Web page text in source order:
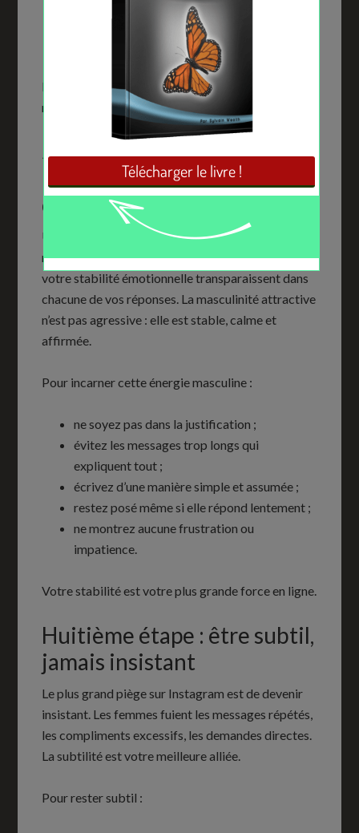
ne jamais montrer d’urgence ou de besoin ;
laisser planer une petite ambiguïté positive.
L’objectif n’est pas de la pousser à quelque chose,
mais de créer une vibration subtile.
Septième étape : montrer
une masculinité douce mais
confiante
Une femme est très sensible à l’énergie masculine,
même en ligne. Votre façon d’écrire, votre rythme,
votre stabilité émotionnelle transparaissent dans
chacune de vos réponses. La masculinité attractive
n’est pas agressive : elle est stable, calme et
affirmée.
Pour incarner cette énergie masculine :
ne soyez pas dans la justification ;
évitez les messages trop longs qui
expliquent tout ;
écrivez d’une manière simple et assumée ;
restez posé même si elle répond lentement ;
ne montrez aucune frustration ou
impatience.
Votre stabilité est votre plus grande force en ligne.
Huitième étape : être subtil,
jamais insistant
Le plus grand piège sur Instagram est de devenir
insistant. Les femmes fuient les messages répétés,
les compliments excessifs, les demandes directes.
La subtilité est votre meilleure alliée.
Pour rester subtil :